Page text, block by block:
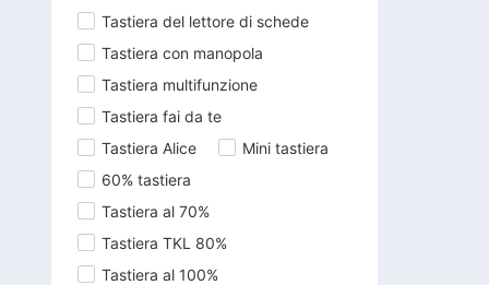
Tastiera del lettore di schede
Tastiera con manopola
Tastiera multifunzione
Tastiera fai da te
Tastiera Alice
Mini tastiera
60% tastiera
Tastiera al 70%
Tastiera TKL 80%
Tastiera al 100%